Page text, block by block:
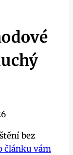
bez
článku vám